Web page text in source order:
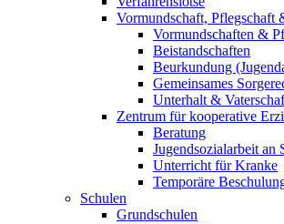
Vormundschaft, Pflegschaft
Vormundschaften &
Beistandschaften
Beurkundung
Gemeinsames
Unterhalt &
Zentrum für kooperative
Beratung
Jugendsozialarbeit an
Unterricht für Kranke
Temporäre
Schulen
Grundschulen